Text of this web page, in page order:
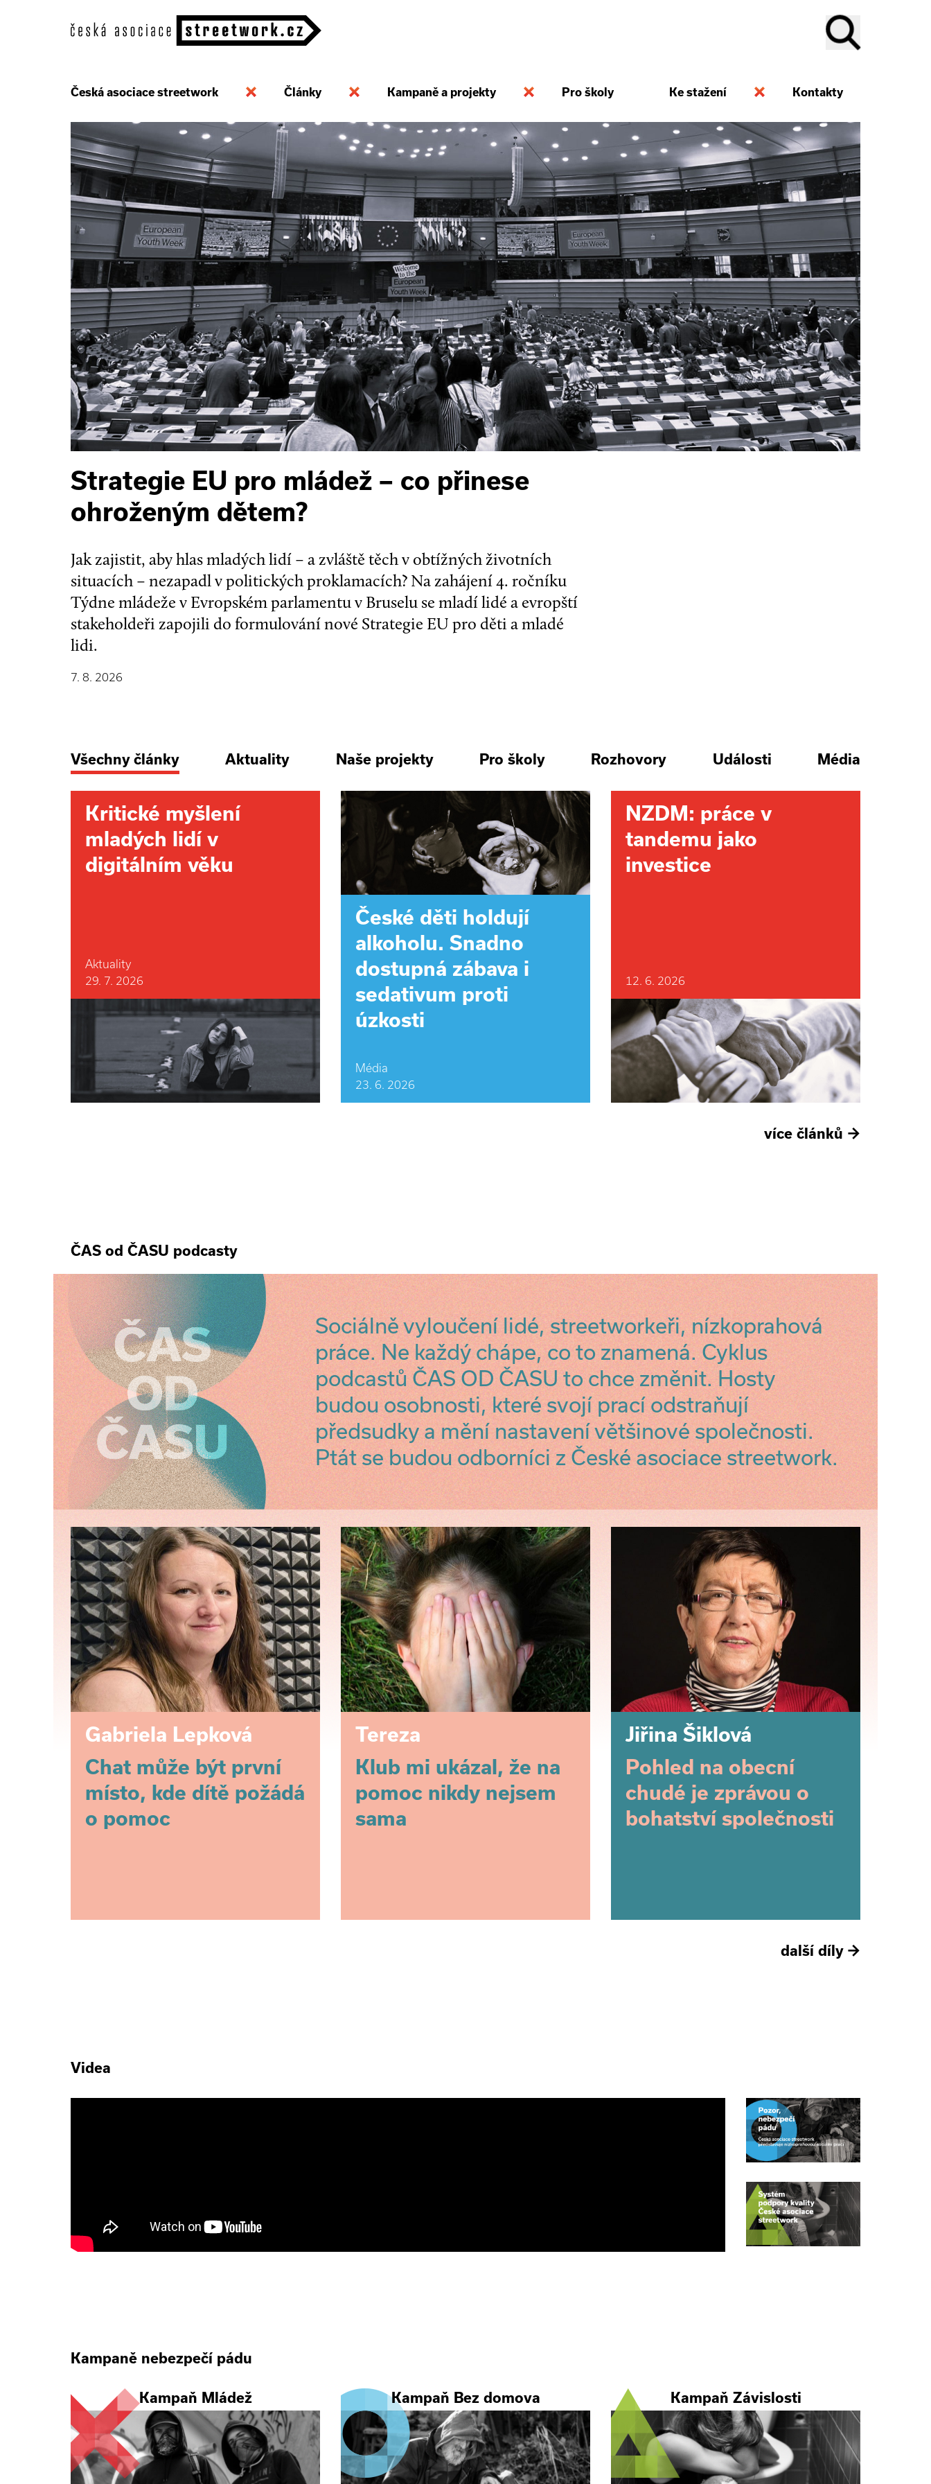
Česká asociace streetwork Články Kampaně a projekty Pro školy Ke stažení Kontakty
Strategie EU pro mládež – co přinese
ohroženým dětem?
Jak zajistit, aby hlas mladých lidí – a zvláště těch v obtížných životních
situacích – nezapadl v politických proklamacích? Na zahájení 4. ročníku
Týdne mládeže v Evropském parlamentu v Bruselu se mladí lidé a evropští
stakeholdeři zapojili do formulování nové Strategie EU pro děti a mladé
lidi.
7. 8. 2026
Všechny články Aktuality Naše projekty Pro školy Rozhovory Události Média
Kritické myšlení
mladých lidí v
digitálním věku
Aktuality
29. 7. 2026
České děti holdují
alkoholu. Snadno
dostupná zábava i
sedativum proti
úzkosti
Média
23. 6. 2026
NZDM: práce v
tandemu jako
investice
12. 6. 2026
více článků →
ČAS od ČASU podcasty
Sociálně vyloučení lidé, streetworkeři, nízkoprahová
práce. Ne každý chápe, co to znamená. Cyklus
podcastů ČAS OD ČASU to chce změnit. Hosty
budou osobnosti, které svojí prací odstraňují
předsudky a mění nastavení většinové společnosti.
Ptát se budou odborníci z České asociace streetwork.
Gabriela Lepková
Chat může být první
místo, kde dítě požádá
o pomoc
Tereza
Klub mi ukázal, že na
pomoc nikdy nejsem
sama
Jiřina Šiklová
Pohled na obecní
chudé je zprávou o
bohatství společnosti
další díly →
Videa
Kampaně nebezpečí pádu
Kampaň Mládež Kampaň Bez domova Kampaň Závislosti